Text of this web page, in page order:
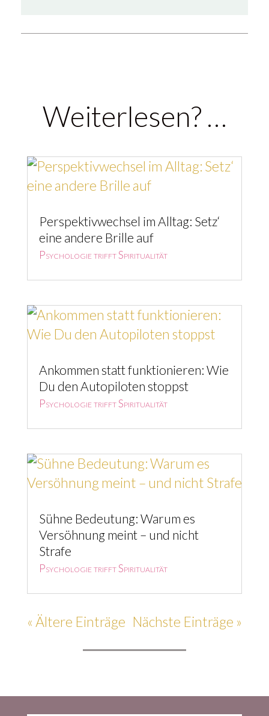
Weiterlesen? …
Perspektivwechsel im Alltag: Setz‘
eine andere Brille auf
Psychologie trifft Spiritualität
Ankommen statt funktionieren: Wie
Du den Autopiloten stoppst
Psychologie trifft Spiritualität
Sühne Bedeutung: Warum es
Versöhnung meint – und nicht
Strafe
Psychologie trifft Spiritualität
« Ältere Einträge Nächste Einträge »